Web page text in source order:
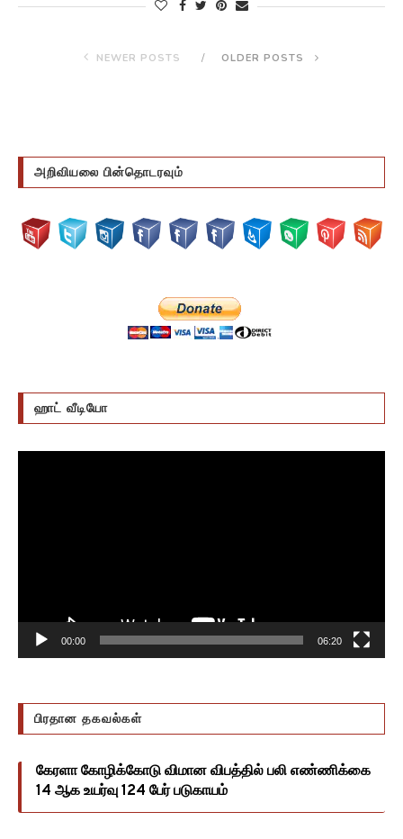
NEWER POSTS OLDER POSTS
அறிவியலை பின்தொடரவும்
ஹாட் வீடியோ
00:00 06:20
பிரதான தகவல்கள்
கேரளா கோழிக்கோடு விமான விபத்தில் பலி எண்ணிக்கை
14 ஆக உயர்வு 124 பேர் படுகாயம்